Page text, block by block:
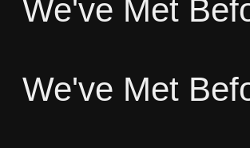
We've Met
We've Met